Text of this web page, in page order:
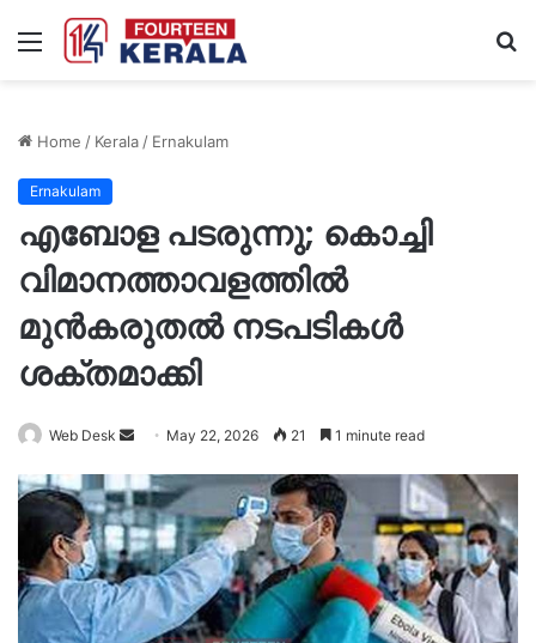
Menu
Home / Kerala/ Ernakulam
Ernakulam
എബോള പടരുന്നു; കൊച്ചി
വിമാനത്താവളത്തിൽ
മുൻകരുതൽ നടപടികൾ
ശക്തമാക്കി
Web Desk
Send
email
May 22, 2026 21 1 minute read